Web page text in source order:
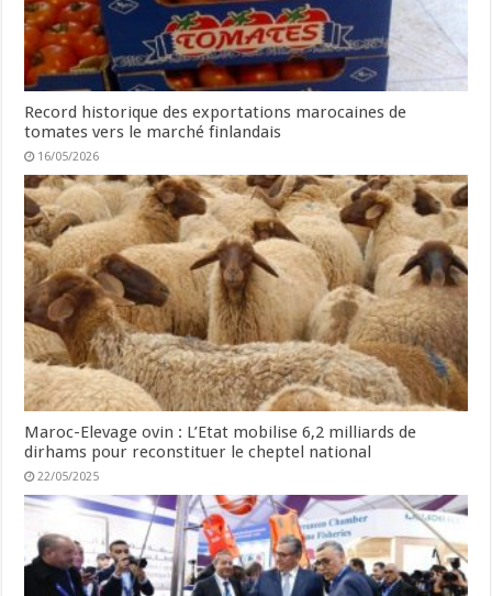
Record historique des exportations marocaines de
tomates vers le marché finlandais
16/05/2026
Maroc-Elevage ovin : L’Etat mobilise 6,2 milliards de
dirhams pour reconstituer le cheptel national
22/05/2025